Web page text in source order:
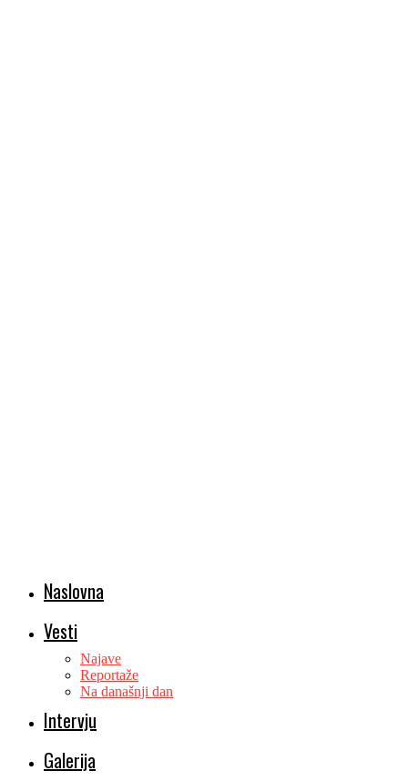
Naslovna
Vesti
Najave
Reportaže
Na današnji dan
Intervju
Galerija